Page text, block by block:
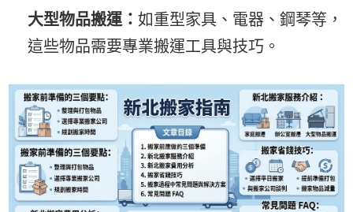
大型物品搬運：如重型家具、電器、鋼琴等，
這些物品需要專業搬運工具與技巧。